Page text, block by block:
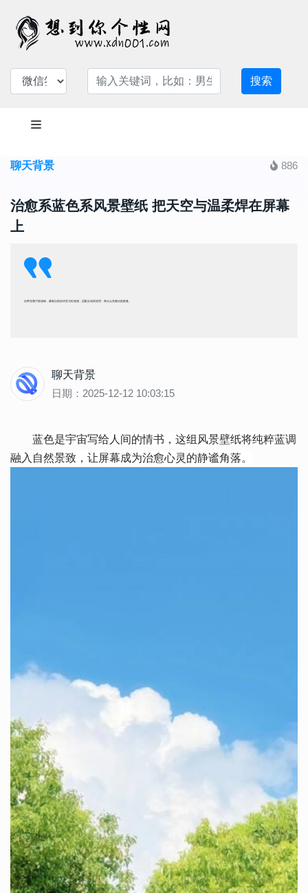
搜索
聊天背景 886
治愈系蓝色系风景壁纸 把天空与温柔焊在屏幕
上
自带澄澈宁静滤镜，藏着自然的诗意与松弛感，适配全场景使用，每次点亮都治愈疲惫。
聊天背景
日期：2025-12-12 10:03:15
蓝色是宇宙写给人间的情书，这组风景壁纸将纯粹蓝调
融入自然景致，让屏幕成为治愈心灵的静谧角落。